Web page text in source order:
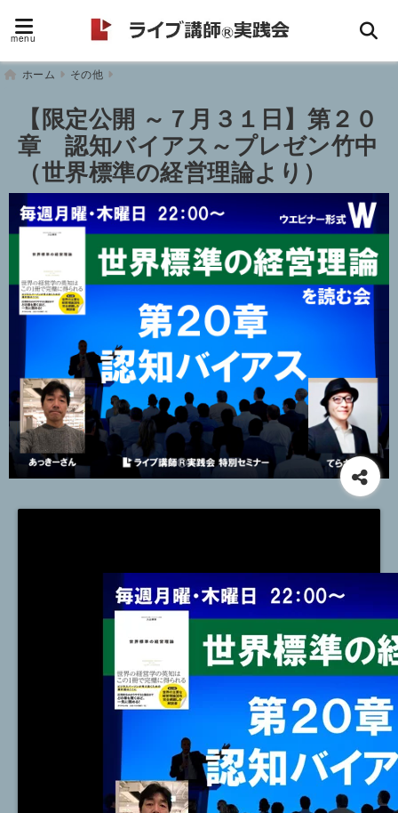
menu
ホーム その他
【限定公開 ～７月３１日】第２０
章 認知バイアス～プレゼン竹中
（世界標準の経営理論より）